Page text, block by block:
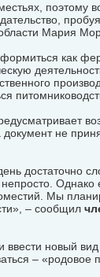
поэтому
Мария
как
не
достаточно
Однако
Мы
– сообщил
ввести новый
– «родовое